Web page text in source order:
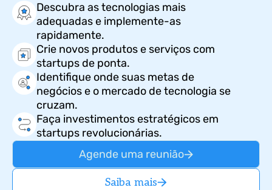
Descubra as tecnologias mais
adequadas e implemente-as
rapidamente.
Crie novos produtos e serviços com
startups de ponta.
Identifique onde suas metas de
negócios e o mercado de tecnologia se
cruzam.
Faça investimentos estratégicos em
startups revolucionárias.
Agende uma reunião
Saiba mais